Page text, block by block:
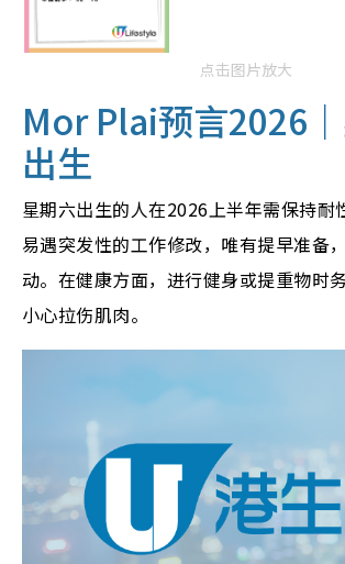
点击图片放大
Mor Plai预言2026｜
出生
星期六出生的人在2026上半年需保持耐
易遇突发性的工作修改，唯有提早准备
动。在健康方面，进行健身或提重物时
小心拉伤肌肉。